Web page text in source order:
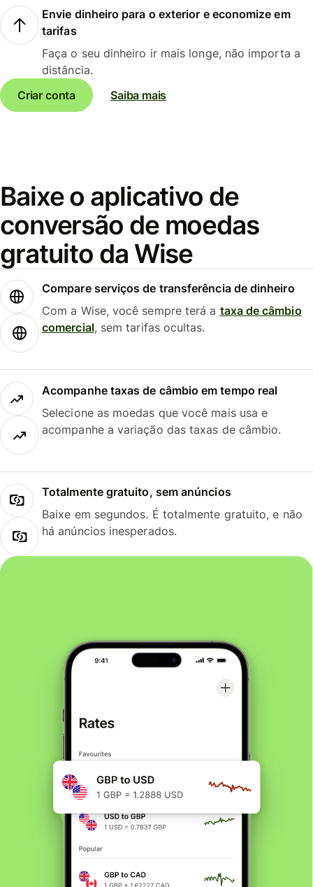
Envie dinheiro para o exterior e economize em
tarifas
Faça o seu dinheiro ir mais longe, não importa a
distância.
Criar conta
Saiba mais
Baixe o aplicativo de
conversão de moedas
gratuito da Wise
Compare serviços de transferência de dinheiro
Com a Wise, você sempre terá a taxa de câmbio
comercial, sem tarifas ocultas.
Acompanhe taxas de câmbio em tempo real
Selecione as moedas que você mais usa e
acompanhe a variação das taxas de câmbio.
Totalmente gratuito, sem anúncios
Baixe em segundos. É totalmente gratuito, e não
há anúncios inesperados.